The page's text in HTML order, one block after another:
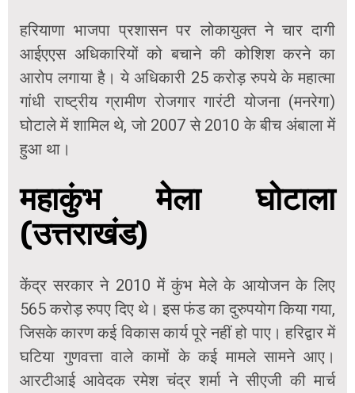
हरियाणा भाजपा प्रशासन पर लोकायुक्त ने चार दागी
आईएएस अधिकारियों को बचाने की कोशिश करने का
आरोप लगाया है। ये अधिकारी 25 करोड़ रुपये के महात्मा
गांधी राष्ट्रीय ग्रामीण रोजगार गारंटी योजना (मनरेगा)
घोटाले में शामिल थे, जो 2007 से 2010 के बीच अंबाला में
हुआ था।
महाकुंभ मेला घोटाला
(उत्तराखंड)
केंद्र सरकार ने 2010 में कुंभ मेले के आयोजन के लिए
565 करोड़ रुपए दिए थे। इस फंड का दुरुपयोग किया गया,
जिसके कारण कई विकास कार्य पूरे नहीं हो पाए। हरिद्वार में
घटिया गुणवत्ता वाले कामों के कई मामले सामने आए।
आरटीआई आवेदक रमेश चंद्र शर्मा ने सीएजी की मार्च